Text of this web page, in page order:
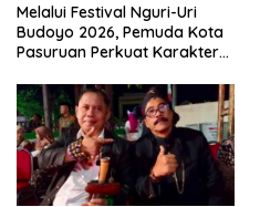
Melalui Festival Nguri-Uri
Budoyo 2026, Pemuda Kota
Pasuruan Perkuat Karakter
Narkoba